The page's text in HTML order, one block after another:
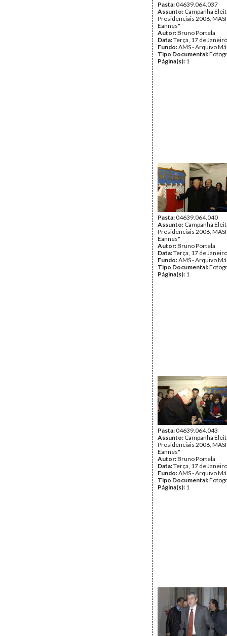
Pasta:04639.064.037
Assunto: Campanha
Presidenciais 2006,
Eannes"
Autor:Bruno Portela
Data:Terça, 17 de
Fundo:AMS - Arquivo
Tipo Documental:
Página(s): 1
Pasta:04639.064.040
Assunto: Campanha
Presidenciais 2006,
Eannes"
Autor:Bruno Portela
Data:Terça, 17 de
Fundo:AMS - Arquivo
Tipo Documental:
Página(s): 1
Pasta:04639.064.043
Assunto: Campanha
Presidenciais 2006,
Eannes"
Autor:Bruno Portela
Data:Terça, 17 de
Fundo:AMS - Arquivo
Tipo Documental:
Página(s): 1